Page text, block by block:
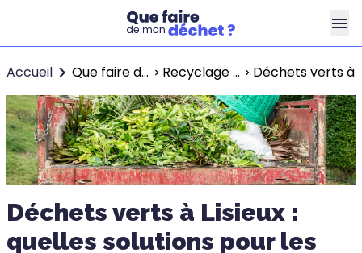
Accueil Que faire de mon déchet ? Recyclage à Lisieux Déchets verts à
Déchets verts à Lisieux :
quelles solutions pour les